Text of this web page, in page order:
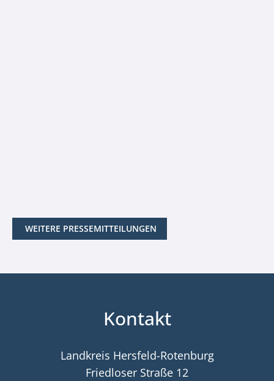
WEITERE PRESSEMITTEILUNGEN
Kontakt
Landkreis Hersfeld-Rotenburg
Friedloser Straße 12